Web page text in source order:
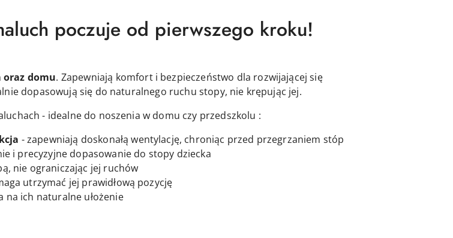
poczuje od pierwszego kroku!
oraz domu. Zapewniają komfort i bezpieczeństwo dla rozwijającej się
dopasowują się do naturalnego ruchu stopy, nie krępując jej.
- idealne do noszenia w domu czy przedszkolu :
- zapewniają doskonałą wentylację, chroniąc przed przegrzaniem stóp
i precyzyjne dopasowanie do stopy dziecka
nie ograniczając jej ruchów
utrzymać jej prawidłową pozycję
na ich naturalne ułożenie